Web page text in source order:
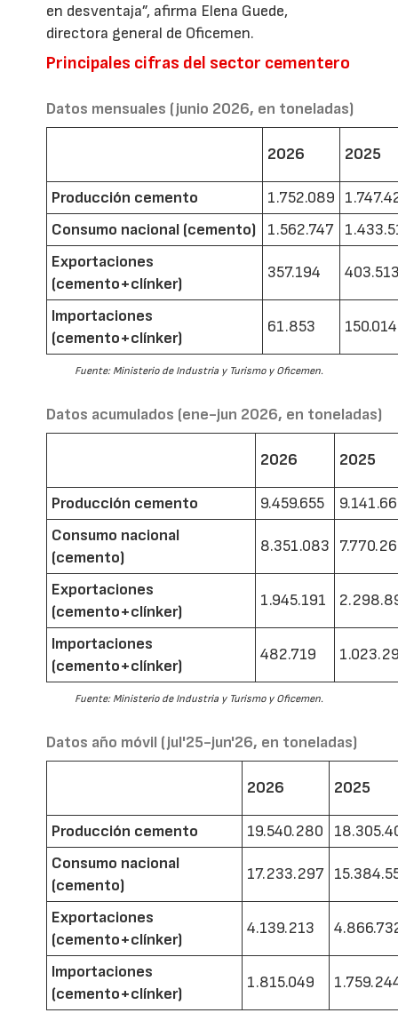
en desventaja”, afirma Elena Guede,
directora general de Oficemen.
Principales cifras del sector cementero
Datos mensuales (junio 2026, en toneladas)
2026 2025
Producción cemento 1.752.089
Consumo nacional (cemento)
1.562.747
Exportaciones
(cemento+clínker)
357.194
Importaciones
(cemento+clínker)
61.853 150.014
Fuente: Ministerio de Industria y Turismo y Oficemen.
Datos acumulados (ene-jun 2026, en toneladas)
2026 2025
Producción cemento 9.459.655
Consumo nacional
(cemento)
8.351.083
Exportaciones
(cemento+clínker)
1.945.191
Importaciones
(cemento+clínker)
482.719
Fuente: Ministerio de Industria y Turismo y Oficemen.
Datos año móvil (jul'25-jun'26, en toneladas)
2026 2025
Producción cemento 19.540.280
Consumo nacional
(cemento)
17.233.297
Exportaciones
(cemento+clínker)
4.139.213
Importaciones
(cemento+clínker)
1.815.049